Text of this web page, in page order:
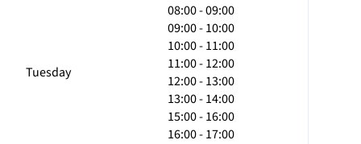
Tuesday
08:00 - 09:00
09:00 - 10:00
10:00 - 11:00
11:00 - 12:00
12:00 - 13:00
13:00 - 14:00
15:00 - 16:00
16:00 - 17:00